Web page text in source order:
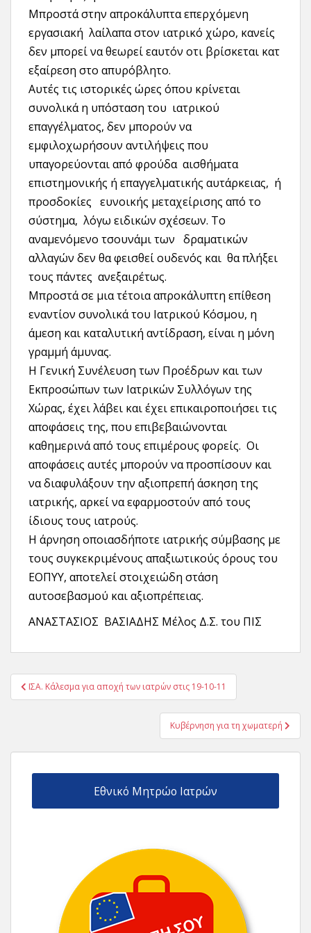
Μπροστά στην απροκάλυπτα επερχόμενη
εργασιακή λαίλαπα στον ιατρικό χώρο, κανείς
δεν μπορεί να θεωρεί εαυτόν οτι βρίσκεται κατ
εξαίρεση στο απυρόβλητο.
Αυτές τις ιστορικές ώρες όπου κρίνεται
συνολικά η υπόσταση του ιατρικού
επαγγέλματος, δεν μπορούν να
εμφιλοχωρήσουν αντιλήψεις που
υπαγορεύονται από φρούδα αισθήματα
επιστημονικής ή επαγγελματικής αυτάρκειας, ή
προσδοκίες ευνοικής μεταχείρισης από το
σύστημα, λόγω ειδικών σχέσεων. Το
αναμενόμενο τσουνάμι των δραματικών
αλλαγών δεν θα φεισθεί ουδενός και θα πλήξει
τους πάντες ανεξαιρέτως.
Μπροστά σε μια τέτοια απροκάλυπτη επίθεση
εναντίον συνολικά του Ιατρικού Κόσμου, η
άμεση και καταλυτική αντίδραση, είναι η μόνη
γραμμή άμυνας.
Η Γενική Συνέλευση των Προέδρων και των
Εκπροσώπων των Ιατρικών Συλλόγων της
Χώρας, έχει λάβει και έχει επικαιροποιήσει τις
αποφάσεις της, που επιβεβαιώνονται
καθημερινά από τους επιμέρους φορείς. Οι
αποφάσεις αυτές μπορούν να προσπίσουν και
να διαφυλάξουν την αξιοπρεπή άσκηση της
ιατρικής, αρκεί να εφαρμοστούν από τους
ίδιους τους ιατρούς.
Η άρνηση οποιασδήποτε ιατρικής σύμβασης με
τους συγκεκριμένους απαξιωτικούς όρους του
ΕΟΠΥΥ, αποτελεί στοιχειώδη στάση
αυτοσεβασμού και αξιοπρέπειας.
ΑΝΑΣΤΑΣΙΟΣ ΒΑΣΙΑΔΗΣ Μέλος Δ.Σ. του ΠΙΣ
Πλοήγηση
άρθρων
ΙΣΑ. Κάλεσμα για αποχή των ιατρών στις 19-10-11
Κυβέρνηση για τη χωματερή
Εθνικό Μητρώο Ιατρών